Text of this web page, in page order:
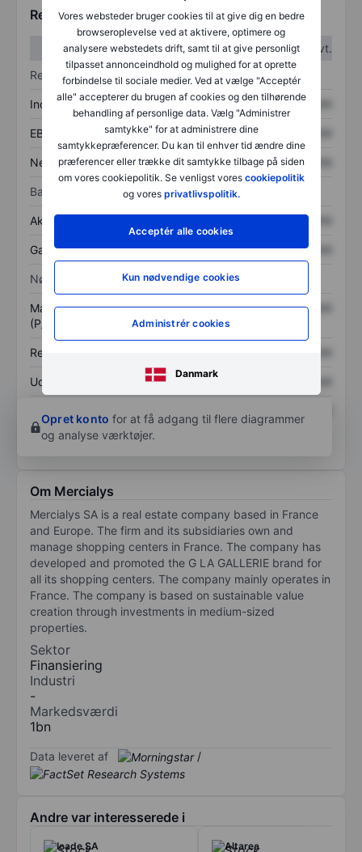
Vores websteder bruger cookies til at give dig en bedre
browseroplevelse ved at aktivere, optimere og
analysere webstedets drift, samt til at give personligt
tilpasset annonceindhold og mulighed for at oprette
forbindelse til sociale medier. Ved at vælge "Acceptér
alle" accepterer du brugen af cookies og den tilhørende
behandling af personlige data. Vælg "Administrer
samtykke" for at administrere dine
samtykkepræferencer. Du kan til enhver tid ændre dine
præferencer eller trække dit samtykke tilbage på siden
om vores cookiepolitik. Se venligst vores cookiepolitik
og vores privatlivspolitik.
Acceptér alle cookies
Kun nødvendige cookies
Administrér cookies
Danmark
Regnskabstal
1. kvt.
2. kvt.
Resultatopgørelse
Indtægter XXXXXXX XXXXXXX
EBITDA XXXXXXX
Nettoresultat XXXXXXX XXXXXXX
Balance
Aktiver i alt XXXXXXX
Gæld XXXXXXX XXXXXXX
Nøgletal
Markedsværdi/omsætning
(P/S)
XXXXXXX XXXXXXX
Resultat pr. aktie (EPS)
Udbytte pr. aktie XXXXXXX
Opret konto for at få adgang til flere diagrammer
og analyse værktøjer.
Om Mercialys
Mercialys SA is a real estate company based in France
and Europe. The firm and its subsidiaries own and
manage shopping centers in France. The company has
developed and promoted the G LA GALLERIE brand for
all its shopping centers. The company mainly operates in
France. The company is based on sustainable value
creation through investments in medium-sized
properties.
Sektor
Finansiering
Industri
-
Markedsværdi
1bn
Data leveret af /
Andre var interesserede i
Icade SA Altarea